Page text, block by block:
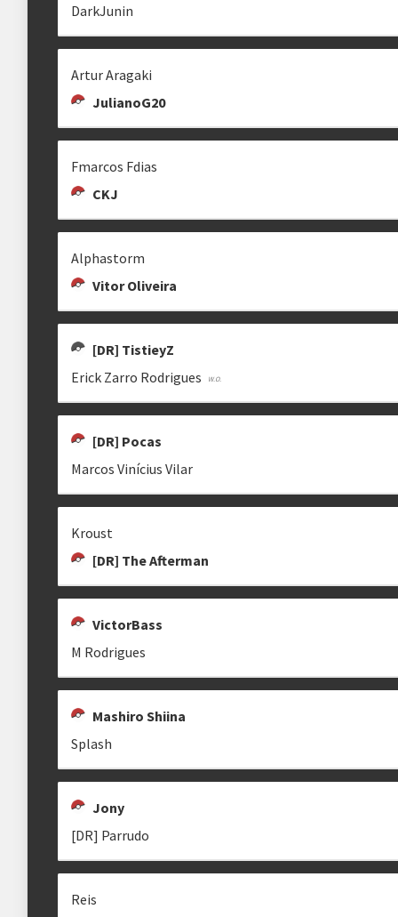
Estrutura das chaves
Etapa única
takutinho
VICTORBASS
LAMORZINHO [DR] SHOOT M RODRIGUES
DarkJunin
Artur Aragaki
JulianoG20
Fmarcos Fdias
CKJ
Alphastorm
Vitor Oliveira
[DR] TistieyZ
Erick Zarro Rodrigues
[DR] Pocas
Marcos Vinícius Vilar
Kroust
[DR] The Afterman
VictorBass
M Rodrigues
Mashiro Shiina
Splash
Jony
[DR] Parrudo
Reis